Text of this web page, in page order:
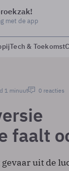
met de app
Tech & Toekomst
1 minuut 0 reacties
faalt
uit de